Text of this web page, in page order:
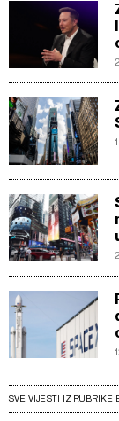
SVE VIJESTI IZ RUBRIKE